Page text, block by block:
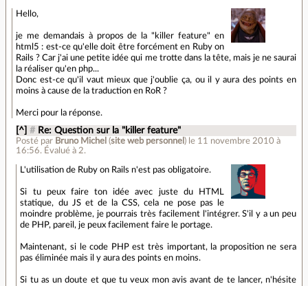
Hello,
je me demandais à propos de la "killer feature" en
html5 : est-ce qu'elle doit être forcément en Ruby on
Rails ? Car j'ai une petite idée qui me trotte dans la tête, mais je ne saurai
la réaliser qu'en php...
Donc est-ce qu'il vaut mieux que j'oublie ça, ou il y aura des points en
moins à cause de la traduction en RoR ?
Merci pour la réponse.
[^] # Re: Question sur la "killer feature"
Posté par Bruno Michel (site web personnel ) le 11 novembre 2010 à
16:56. Évalué à2.
L'utilisation de Ruby on Rails n'est pas obligatoire.
Si tu peux faire ton idée avec juste du HTML
statique, du JS et de la CSS, cela ne pose pas le
moindre problème, je pourrais très facilement l'intégrer. S'il y a un peu
de PHP, pareil, je peux facilement faire le portage.
Maintenant, si le code PHP est très important, la proposition ne sera
pas éliminée mais il y aura des points en moins.
Si tu as un doute et que tu veux mon avis avant de te lancer, n'hésite